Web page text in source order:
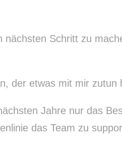
Schritt zu
der etwas mit mir zutun
Jahre nur das
das Team zu